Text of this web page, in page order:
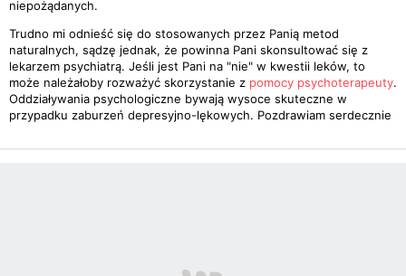
niepożądanych.
Trudno mi odnieść się do stosowanych przez Panią metod
naturalnych, sądzę jednak, że powinna Pani skonsultować się z
lekarzem psychiatrą. Jeśli jest Pani na "nie" w kwestii leków, to
może należałoby rozważyć skorzystanie z pomocy psychoterapeuty.
Oddziaływania psychologiczne bywają wysoce skuteczne w
przypadku zaburzeń depresyjno-lękowych. Pozdrawiam serdecznie